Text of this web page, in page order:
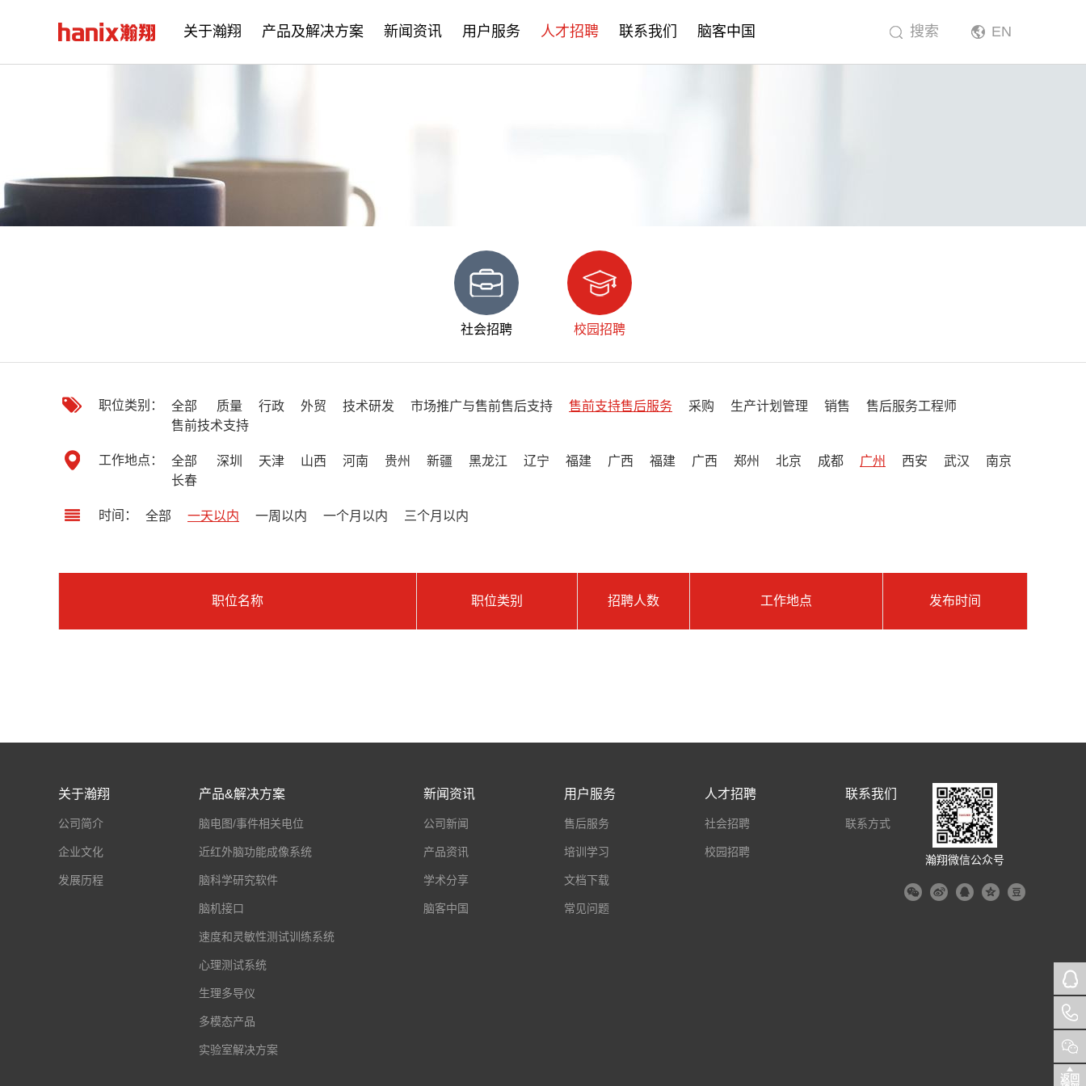
关于瀚翔 产品及解决方案 新闻资讯 用户服务 人才招聘 联系我们 脑客中国 EN
搜索
社会招聘 校园招聘
职位类别： 全部 质量 行政 外贸 技术研发 市场推广与售前售后支持 售前支持售后服务 采购 生产计划管理 销售
售后服务工程师
售前技术支持
工作地点： 全部 深圳 天津 山西 河南 贵州 新疆 黑龙江 辽宁 福建 广西 福建 广西 郑州 北京 成都 广州 西安 武汉
南京
长春
时间： 全部 一天以内 一周以内 一个月以内 三个月以内
职位名称 职位类别 招聘人数 工作地点 发布时间
瀚翔微信公众号
关于瀚翔
公司简介
企业文化
发展历程
产品&解决方案
脑电图/事件相关电位
近红外脑功能成像系统
脑科学研究软件
脑机接口
速度和灵敏性测试训练系统
心理测试系统
生理多导仪
多模态产品
实验室解决方案
新闻资讯
公司新闻
产品资讯
学术分享
脑客中国
用户服务
售后服务
培训学习
文档下载
常见问题
人才招聘
社会招聘
校园招聘
联系我们
联系方式
返回